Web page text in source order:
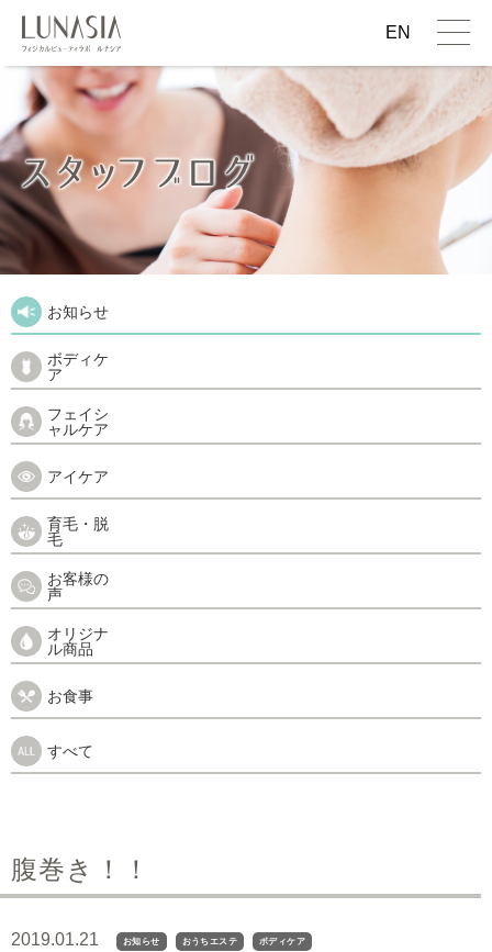
EN
お知らせ
ボディケ
ア
フェイシ
ャルケア
アイケア
育毛・脱
毛
お客様の
声
オリジナ
ル商品
お食事
すべて
腹巻き！！
2019.01.21 お知らせ おうちエステ ボディケア